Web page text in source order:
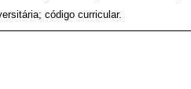
código curricular.